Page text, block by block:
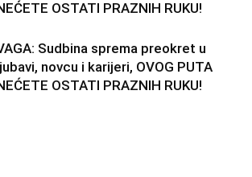
OSTATI PRAZNIH RUKU!
Sudbina sprema preokret u
novcu i karijeri, OVOG PUTA
OSTATI PRAZNIH RUKU!